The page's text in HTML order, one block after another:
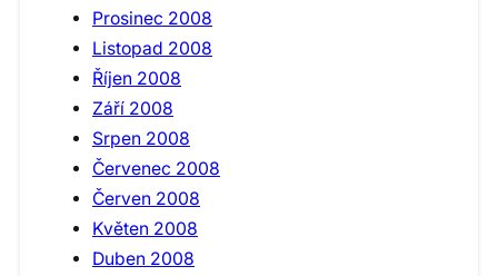
Prosinec 2008
Listopad 2008
Říjen 2008
Září 2008
Srpen 2008
Červenec 2008
Červen 2008
Květen 2008
Duben 2008